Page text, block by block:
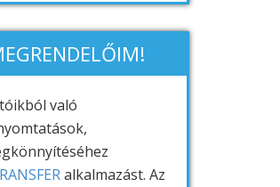
való
alkalmazást. Az